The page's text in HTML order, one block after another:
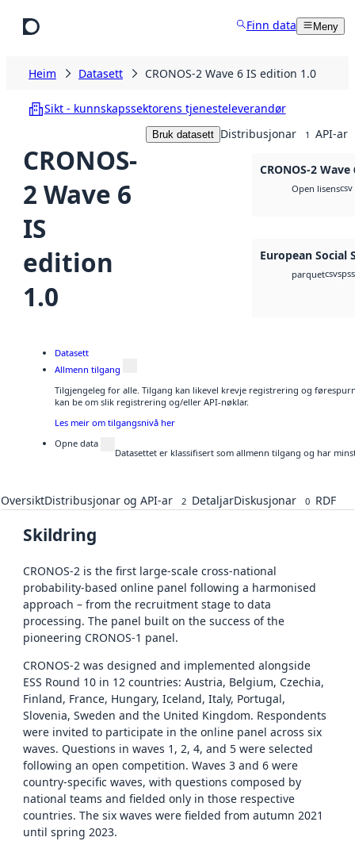
Finn data Meny
Heim Datasett CRONOS-2 Wave 6 IS edition 1.0
Sikt - kunnskapssektorens tjenesteleverandør
CRONOS-
2 Wave 6
IS
edition
1.0
Bruk datasett Distribusjonar 1 API-ar
CRONOS-2
Open lisenscsv
European Social
parquetcsv
Datasett
Allmenn tilgang
Tilgjengeleg for alle. Tilgang kan likevel krevje registrering og
kan be om slik registrering og/eller API-nøklar.
Les meir om tilgangsnivå her
Opne data
Datasettet er klassifisert som allmenn tilgang og har
OversiktDistribusjonar og API-ar 2 DetaljarDiskusjonar 0 RDF
Skildring
CRONOS-2 is the first large-scale cross-national
probability-based online panel following a harmonised
approach – from the recruitment stage to data
processing. The panel built on the success of the
pioneering CRONOS-1 panel.
CRONOS-2 was designed and implemented alongside
ESS Round 10 in 12 countries: Austria, Belgium, Czechia,
Finland, France, Hungary, Iceland, Italy, Portugal,
Slovenia, Sweden and the United Kingdom. Respondents
were invited to participate in the online panel across six
waves. Questions in waves 1, 2, 4, and 5 were selected
following an open competition. Waves 3 and 6 were
country-specific waves, with questions composed by
national teams and fielded only in those respective
countries. The six waves were fielded from autumn 2021
until spring 2023.